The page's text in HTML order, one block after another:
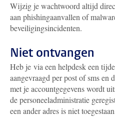
Wijzig je wachtwoord altijd
aan phishingaanvallen of
beveiligingsincidenten.
Niet ontvangen
Heb je via een helpdesk een
aangevraagd per post of sms en
met je accountgegevens wordt
de personeeladministratie
een ander adres is niet